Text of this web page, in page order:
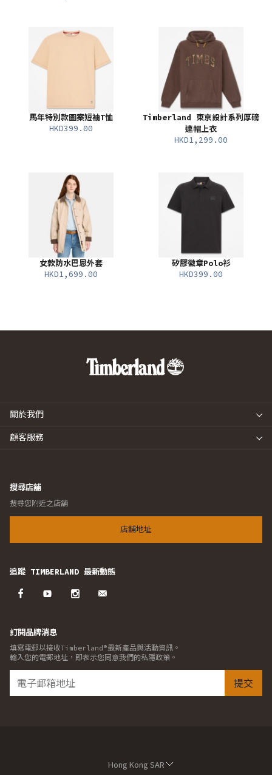
馬年特別款圖案短袖T恤
HKD399.00
Timberland 東京設計系列厚磅
連帽上衣
HKD1,299.00
女款防水巴恩外套
HKD1,699.00
矽膠徽章Polo衫
HKD399.00
關於我們
顧客服務
搜尋店舖
搜尋您附近之店舖
店舖地址
追蹤 TIMBERLAND 最新動態
訂閱品牌消息
填寫電郵以接收Timberland®最新產品與活動資訊。
輸入您的電郵地址，即表示您同意我們的私隱政策。
提交
Hong Kong SAR